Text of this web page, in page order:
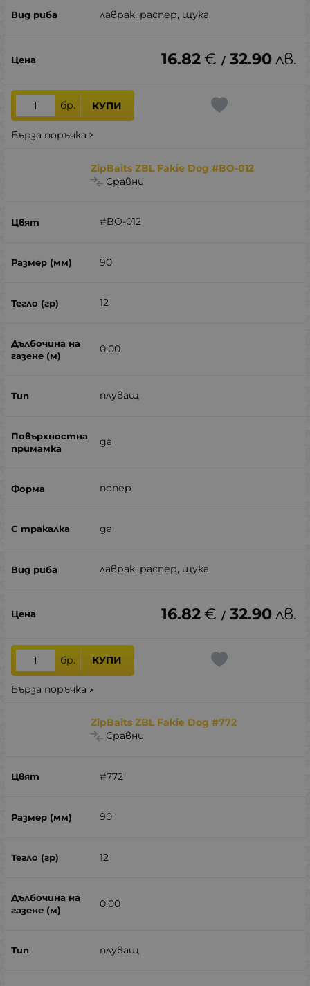
лаврак, распер, щука
16.82€ / 32.90лв.
бр. КУПИ
Бърза поръчка
ZipBaits ZBL Fakie Dog #BO-012
Сравни
#BO-012
90
12
0.00
плуващ
да
попер
да
лаврак, распер, щука
16.82€ / 32.90лв.
бр. КУПИ
Бърза поръчка
ZipBaits ZBL Fakie Dog #772
Сравни
#772
90
12
0.00
плуващ